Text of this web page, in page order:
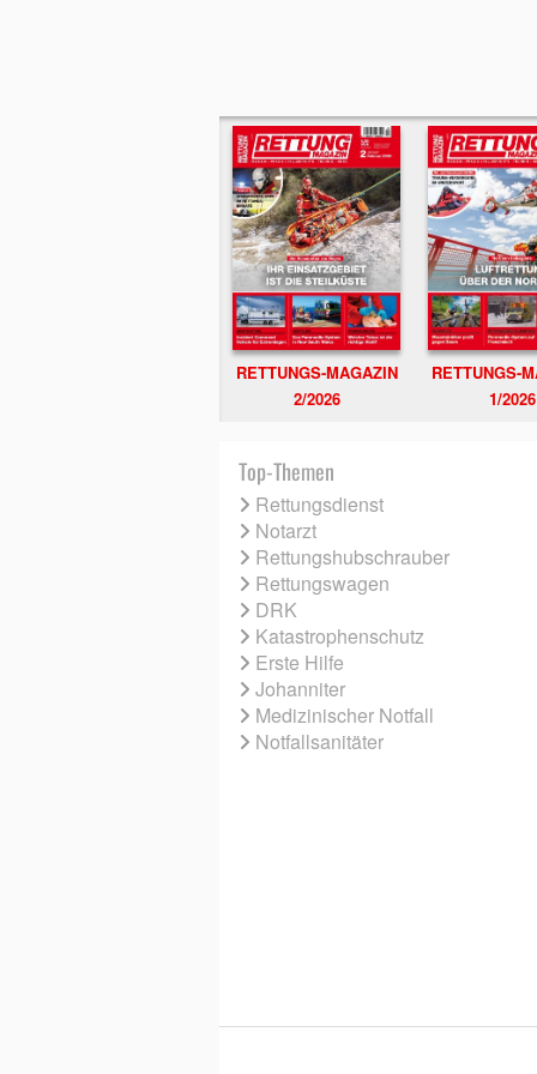
RETTUNGS-MAGAZIN
2/2026
RETTUNGS-
1/2026
Top-Themen
Rettungsdienst
Notarzt
Rettungshubschrauber
Rettungswagen
DRK
Katastrophenschutz
Erste Hilfe
Johanniter
Medizinischer Notfall
Notfallsanitäter